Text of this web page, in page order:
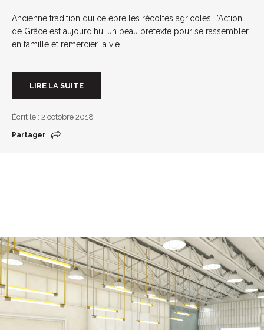
Ancienne tradition qui célèbre les récoltes agricoles, l’Action
de Grâce est aujourd’hui un beau prétexte pour se rassembler
en famille et remercier la vie
LIRE LA SUITE
Écrit le : 2 octobre 2018
Partager